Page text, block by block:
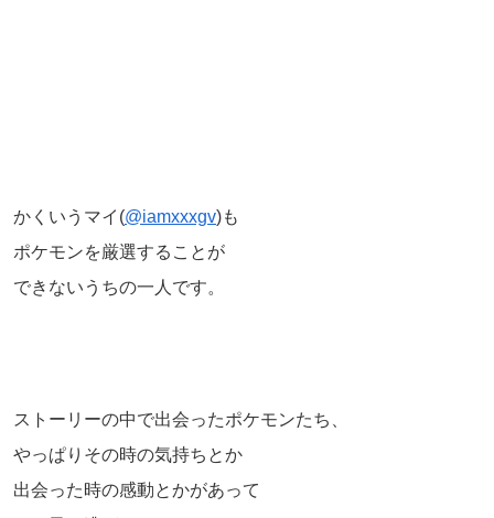
かくいうマイ(@iamxxxgv)も
ポケモンを厳選することが
できないうちの一人です。
ストーリーの中で出会ったポケモンたち、
やっぱりその時の気持ちとか
出会った時の感動とかがあって